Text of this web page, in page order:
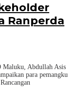
Ranperda
Abdullah Asis
para pemangku